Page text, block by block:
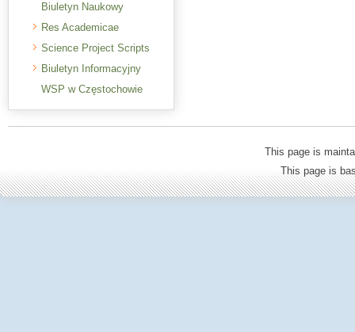
Biuletyn Naukowy
Res Academicae
Science Project Scripts
Biuletyn Informacyjny
WSP w Częstochowie
This page is
This page is